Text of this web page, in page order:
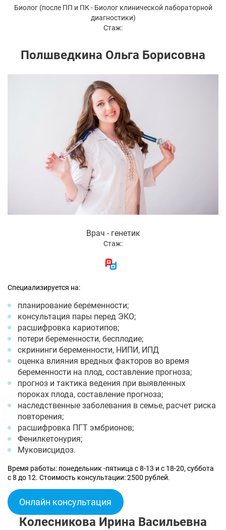
Биолог (после ПП и ПК - Биолог клинической лабораторной
диагностики)
Стаж:
Полшведкина Ольга Борисовна
Врач - генетик
Стаж:
Специализируется на:
планирование беременности;
консультация пары перед ЭКО;
расшифровка кариотипов;
потери беременности, бесплодие;
скрининги беременности, НИПИ, ИПД
оценка влияния вредных факторов во время
беременности на плод, составление прогноза;
прогноз и тактика ведения при выявленных
пороках плода, составление прогноза;
наследственные заболевания в семье, расчет риска
повторения;
расшифровка ПГТ эмбрионов;
Фенилкетонурия;
Муковисцидоз.
Время работы: понедельник -пятница с 8-13 и с 18-20, суббота
с 8 до 12. Стоимость консультации: 2500 рублей.
Онлайн консультация
Колесникова Ирина Васильевна